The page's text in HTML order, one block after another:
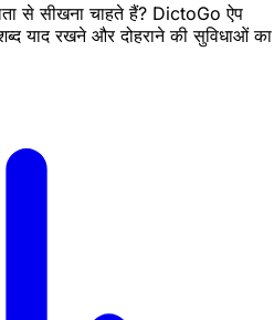
से सीखना चाहते हैं? DictoGo ऐप
याद रखने और दोहराने की सुविधाओं का